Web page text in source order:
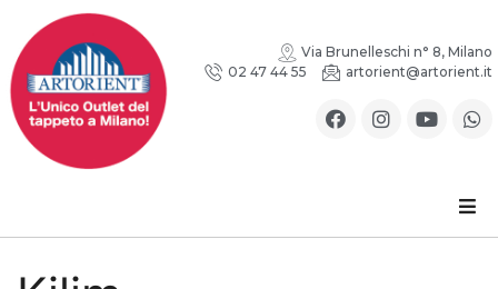
Via Brunelleschi n° 8, Milano
02 47 44 55
artorient@artorient.it